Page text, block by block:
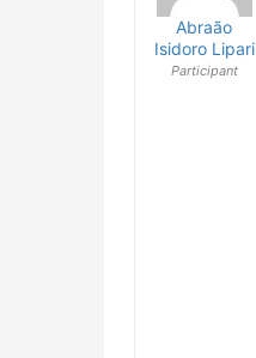
Abraão
Isidoro Lipari
Participant